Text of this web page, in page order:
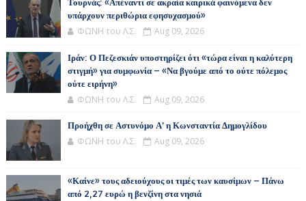
Τουρνάς: «Απέναντι σε ακραία καιρικά φαινόμενα δεν
υπάρχουν περιθώρια εφησυχασμού»
ΦΩΝΗ του Λ.Σ. Aug 09, 2026
Ιράν: Ο Πεζεσκιάν υποστηρίζει ότι «τώρα είναι η καλύτερη
στιγμή» για συμφωνία – «Να βγούμε από το ούτε πόλεμος
ούτε ειρήνη»
ΦΩΝΗ του Λ.Σ. Aug 09, 2026
Προήχθη σε Αστυνόμο Α' η Κωνσταντία Δημογλίδου
ΦΩΝΗ του Λ.Σ. Aug 09, 2026
«Καίνε» τους αδειούχους οι τιμές των καυσίμων – Πάνω
από 2,27 ευρώ η βενζίνη στα νησιά